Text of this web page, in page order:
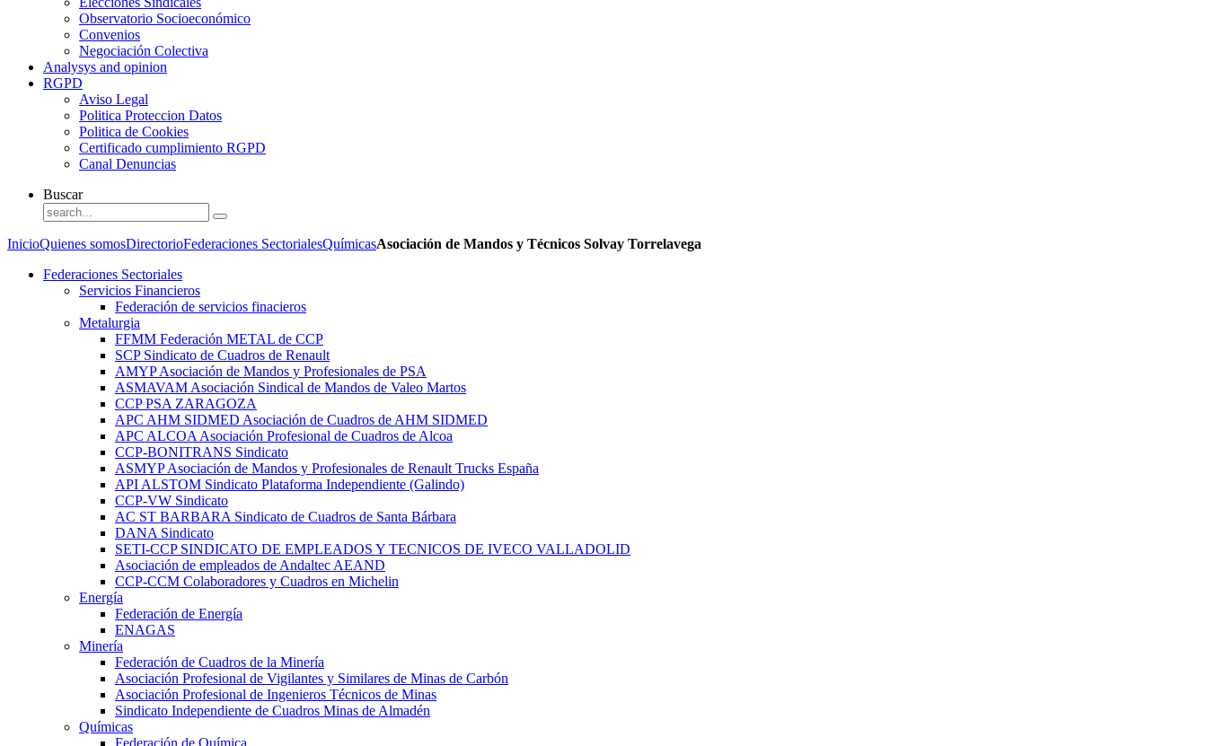
Observatorio Socioeconómico
Convenios
Negociación Colectiva
Analysys and opinion
RGPD
Aviso Legal
Politica Proteccion Datos
Politica de Cookies
Certificado cumplimiento RGPD
Canal Denuncias
Buscar
InicioQuienes somosDirectorioFederaciones SectorialesQuímicasAsociación de Mandos y Técnicos Solvay Torrelavega
Federaciones Sectoriales
Servicios Financieros
Federación de servicios finacieros
Metalurgia
FFMM Federación METAL de CCP
SCP Sindicato de Cuadros de Renault
AMYP Asociación de Mandos y Profesionales de PSA
ASMAVAM Asociación Sindical de Mandos de Valeo Martos
CCP PSA ZARAGOZA
APC AHM SIDMED Asociación de Cuadros de AHM SIDMED
APC ALCOA Asociación Profesional de Cuadros de Alcoa
CCP-BONITRANS Sindicato
ASMYP Asociación de Mandos y Profesionales de Renault Trucks España
API ALSTOM Sindicato Plataforma Independiente (Galindo)
CCP-VW Sindicato
AC ST BARBARA Sindicato de Cuadros de Santa Bárbara
DANA Sindicato
SETI-CCP SINDICATO DE EMPLEADOS Y TECNICOS DE IVECO VALLADOLID
Asociación de empleados de Andaltec AEAND
CCP-CCM Colaboradores y Cuadros en Michelin
Energía
Federación de Energía
ENAGAS
Minería
Federación de Cuadros de la Minería
Asociación Profesional de Vigilantes y Similares de Minas de Carbón
Asociación Profesional de Ingenieros Técnicos de Minas
Sindicato Independiente de Cuadros Minas de Almadén
Químicas
Federación de Química